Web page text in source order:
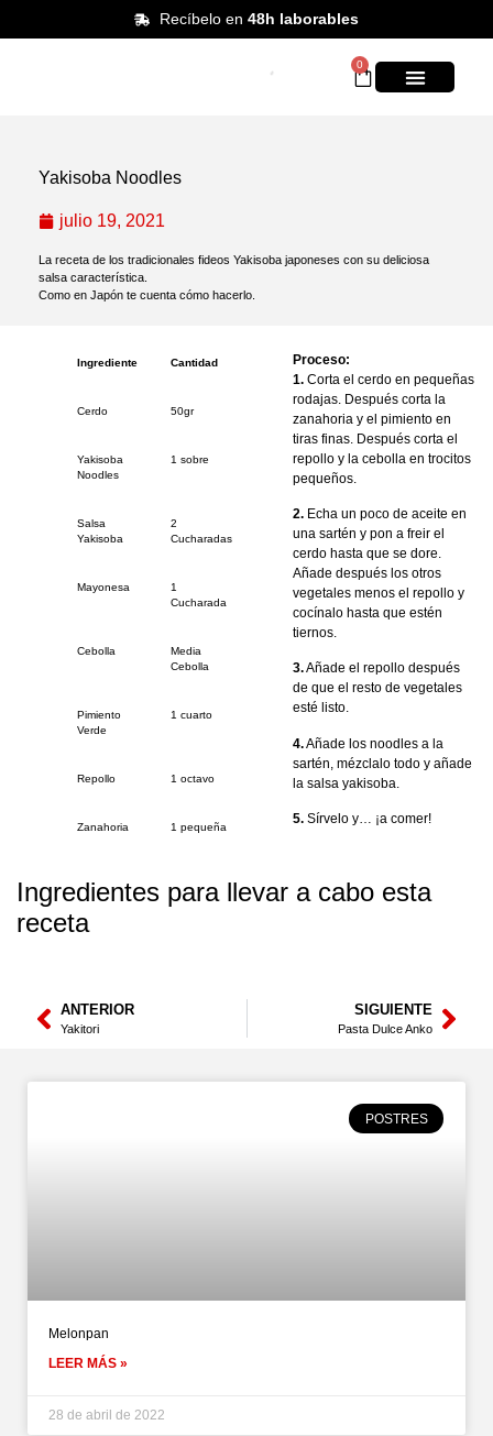
Recíbelo en 48h laborables
0
Yakisoba Noodles
julio 19, 2021
La receta de los tradicionales fideos Yakisoba japoneses con su deliciosa
salsa característica.
Como en Japón te cuenta cómo hacerlo.
Ingrediente Cantidad
Cerdo 50gr
Yakisoba
Noodles
1 sobre
Salsa
Yakisoba
2
Cucharadas
Mayonesa
1
Cucharada
Cebolla
Media
Cebolla
Pimiento
Verde
1 cuarto
Repollo 1 octavo
Zanahoria 1 pequeña
Proceso:
1. Corta el cerdo en pequeñas
rodajas. Después corta la
zanahoria y el pimiento en
tiras finas. Después corta el
repollo y la cebolla en trocitos
pequeños.
2. Echa un poco de aceite en
una sartén y pon a freir el
cerdo hasta que se dore.
Añade después los otros
vegetales menos el repollo y
cocínalo hasta que estén
tiernos.
3.Añade el repollo después
de que el resto de vegetales
esté listo.
4.Añade los noodles a la
sartén, mézclalo todo y añade
la salsa yakisoba.
5. Sírvelo y… ¡a comer!
Ingredientes para llevar a cabo esta
receta
ANTERIOR
Yakitori
SIGUIENTE
Pasta Dulce Anko
POSTRES
Melonpan
LEER MÁS »
28 de abril de 2022